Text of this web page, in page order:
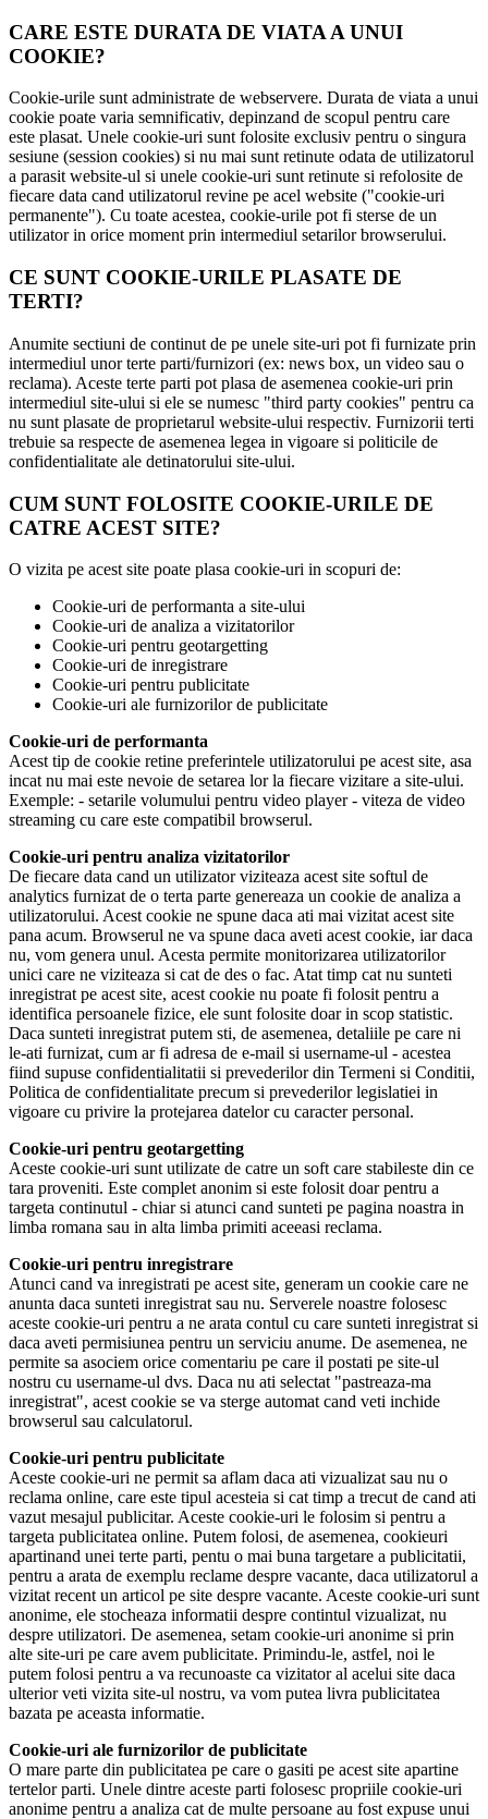
CARE ESTE DURATA DE VIATA A UNUI
COOKIE?
Cookie-urile sunt administrate de webservere. Durata de viata a unui
cookie poate varia semnificativ, depinzand de scopul pentru care
este plasat. Unele cookie-uri sunt folosite exclusiv pentru o singura
sesiune (session cookies) si nu mai sunt retinute odata de utilizatorul
a parasit website-ul si unele cookie-uri sunt retinute si refolosite de
fiecare data cand utilizatorul revine pe acel website ("cookie-uri
permanente"). Cu toate acestea, cookie-urile pot fi sterse de un
utilizator in orice moment prin intermediul setarilor browserului.
CE SUNT COOKIE-URILE PLASATE DE
TERTI?
Anumite sectiuni de continut de pe unele site-uri pot fi furnizate prin
intermediul unor terte parti/furnizori (ex: news box, un video sau o
reclama). Aceste terte parti pot plasa de asemenea cookie-uri prin
intermediul site-ului si ele se numesc "third party cookies" pentru ca
nu sunt plasate de proprietarul website-ului respectiv. Furnizorii terti
trebuie sa respecte de asemenea legea in vigoare si politicile de
confidentialitate ale detinatorului site-ului.
CUM SUNT FOLOSITE COOKIE-URILE DE
CATRE ACEST SITE?
O vizita pe acest site poate plasa cookie-uri in scopuri de:
Cookie-uri de performanta a site-ului
Cookie-uri de analiza a vizitatorilor
Cookie-uri pentru geotargetting
Cookie-uri de inregistrare
Cookie-uri pentru publicitate
Cookie-uri ale furnizorilor de publicitate
Cookie-uri de performanta
Acest tip de cookie retine preferintele utilizatorului pe acest site, asa
incat nu mai este nevoie de setarea lor la fiecare vizitare a site-ului.
Exemple: - setarile volumului pentru video player - viteza de video
streaming cu care este compatibil browserul.
Cookie-uri pentru analiza vizitatorilor
De fiecare data cand un utilizator viziteaza acest site softul de
analytics furnizat de o terta parte genereaza un cookie de analiza a
utilizatorului. Acest cookie ne spune daca ati mai vizitat acest site
pana acum. Browserul ne va spune daca aveti acest cookie, iar daca
nu, vom genera unul. Acesta permite monitorizarea utilizatorilor
unici care ne viziteaza si cat de des o fac. Atat timp cat nu sunteti
inregistrat pe acest site, acest cookie nu poate fi folosit pentru a
identifica persoanele fizice, ele sunt folosite doar in scop statistic.
Daca sunteti inregistrat putem sti, de asemenea, detaliile pe care ni
le-ati furnizat, cum ar fi adresa de e-mail si username-ul - acestea
fiind supuse confidentialitatii si prevederilor din Termeni si Conditii,
Politica de confidentialitate precum si prevederilor legislatiei in
vigoare cu privire la protejarea datelor cu caracter personal.
Cookie-uri pentru geotargetting
Aceste cookie-uri sunt utilizate de catre un soft care stabileste din ce
tara proveniti. Este complet anonim si este folosit doar pentru a
targeta continutul - chiar si atunci cand sunteti pe pagina noastra in
limba romana sau in alta limba primiti aceeasi reclama.
Cookie-uri pentru inregistrare
Atunci cand va inregistrati pe acest site, generam un cookie care ne
anunta daca sunteti inregistrat sau nu. Serverele noastre folosesc
aceste cookie-uri pentru a ne arata contul cu care sunteti inregistrat si
daca aveti permisiunea pentru un serviciu anume. De asemenea, ne
permite sa asociem orice comentariu pe care il postati pe site-ul
nostru cu username-ul dvs. Daca nu ati selectat "pastreaza-ma
inregistrat", acest cookie se va sterge automat cand veti inchide
browserul sau calculatorul.
Cookie-uri pentru publicitate
Aceste cookie-uri ne permit sa aflam daca ati vizualizat sau nu o
reclama online, care este tipul acesteia si cat timp a trecut de cand ati
vazut mesajul publicitar. Aceste cookie-uri le folosim si pentru a
targeta publicitatea online. Putem folosi, de asemenea, cookieuri
apartinand unei terte parti, pentu o mai buna targetare a publicitatii,
pentru a arata de exemplu reclame despre vacante, daca utilizatorul a
vizitat recent un articol pe site despre vacante. Aceste cookie-uri sunt
anonime, ele stocheaza informatii despre contintul vizualizat, nu
despre utilizatori. De asemenea, setam cookie-uri anonime si prin
alte site-uri pe care avem publicitate. Primindu-le, astfel, noi le
putem folosi pentru a va recunoaste ca vizitator al acelui site daca
ulterior veti vizita site-ul nostru, va vom putea livra publicitatea
bazata pe aceasta informatie.
Cookie-uri ale furnizorilor de publicitate
O mare parte din publicitatea pe care o gasiti pe acest site apartine
tertelor parti. Unele dintre aceste parti folosesc propriile cookie-uri
anonime pentru a analiza cat de multe persoane au fost expuse unui